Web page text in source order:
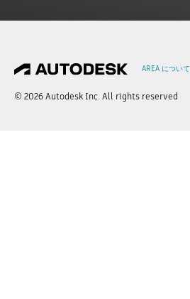
AREA について
© 2026 Autodesk Inc. All rights reserved